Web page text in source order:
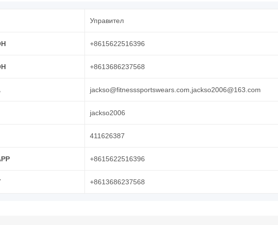
Управител
+8615622516396
+8613686237568
jackso@fitnesssportswears.com,jackso2006@163.com
jackso2006
411626387
+8615622516396
+8613686237568